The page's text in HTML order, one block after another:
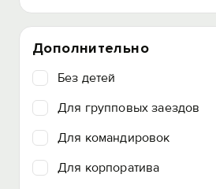
Дополнительно
Без детей
Для групповых заездов
Для командировок
Для корпоратива